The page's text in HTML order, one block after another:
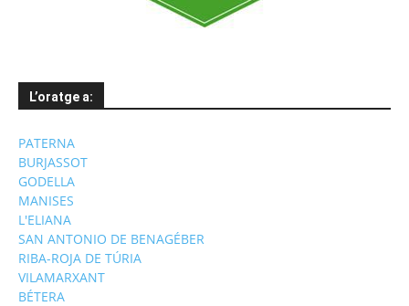
L’oratge a:
PATERNA
BURJASSOT
GODELLA
MANISES
L'ELIANA
SAN ANTONIO DE BENAGÉBER
RIBA-ROJA DE TÚRIA
VILAMARXANT
BÉTERA